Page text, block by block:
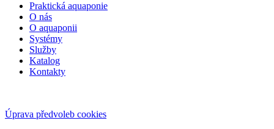
Praktická aquaponie
O nás
O aquaponii
Systémy
Služby
Katalog
Kontakty
Úprava předvoleb cookies